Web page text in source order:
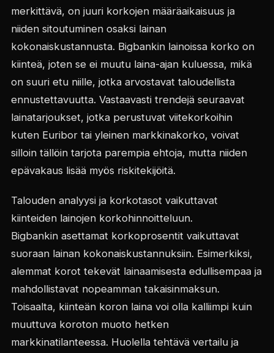
merkittävä, on juuri korkojen määräaikaisuus ja
niiden sitoutuminen osaksi lainan
kokonaiskustannusta. Bigbankin lainoissa korko on
kiinteä, joten se ei muutu laina-ajan kuluessa, mikä
on suuri etu niille, jotka arvostavat taloudellista
ennustettavuutta. Vastaavasti trendejä seuraavat
lainatarjoukset, jotka perustuvat viitekorkoihin
kuten Euribor tai yleinen markkinakorko, voivat
silloin tällöin tarjota parempia ehtoja, mutta niiden
epävakaus lisää myös riskitekijöitä.
Talouden analyysi ja korkotasot vaikuttavat
kiinteiden lainojen korkohinnoitteluun.
Bigbankin asettamat korkoprosentit vaikuttavat
suoraan lainan kokonaiskustannuksiin. Esimerkiksi,
alemmat korot tekevät lainaamisesta edullisempaa ja
mahdollistavat nopeamman takaisinmaksun.
Toisaalta, kiinteän koron laina voi olla kalliimpi kuin
muuttuva koroton muoto hetken
markkinatilanteessa. Huolella tehtävä vertailu ja